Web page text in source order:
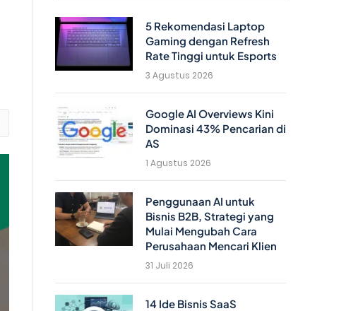
5 Rekomendasi Laptop
Gaming dengan Refresh
Rate Tinggi untuk Esports
3 Agustus 2026
Google AI Overviews Kini
Dominasi 43% Pencarian di
AS
1 Agustus 2026
Penggunaan AI untuk
Bisnis B2B, Strategi yang
Mulai Mengubah Cara
Perusahaan Mencari Klien
31 Juli 2026
14 Ide Bisnis SaaS